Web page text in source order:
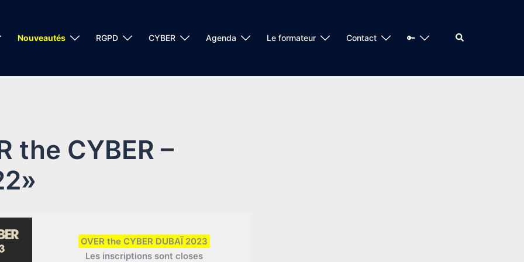
Nouveautés RGPD CYBER Agenda Le formateur Contact 🔑 Rechercher
the CYBER –
OVER the CYBER DUBAÏ 2023
Les inscriptions sont closes